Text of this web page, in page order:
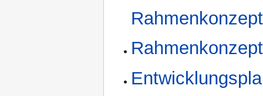
Rahmenkonzept